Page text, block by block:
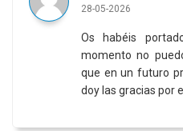
28-05-2026
Os habéis
momento no
que en un futuro
doy las gracias por